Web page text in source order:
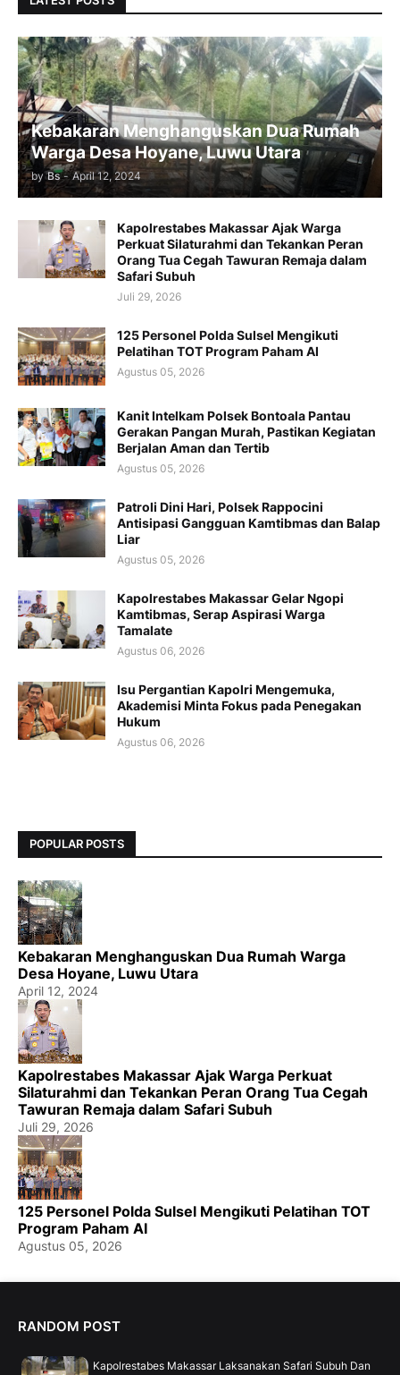
Kebakaran Menghanguskan Dua Rumah
Warga Desa Hoyane, Luwu Utara
by Bs - April 12, 2024
Kapolrestabes Makassar Ajak Warga
Perkuat Silaturahmi dan Tekankan Peran
Orang Tua Cegah Tawuran Remaja dalam
Safari Subuh
Juli 29, 2026
125 Personel Polda Sulsel Mengikuti
Pelatihan TOT Program Paham AI
Agustus 05, 2026
Kanit Intelkam Polsek Bontoala Pantau
Gerakan Pangan Murah, Pastikan Kegiatan
Berjalan Aman dan Tertib
Agustus 05, 2026
Patroli Dini Hari, Polsek Rappocini
Antisipasi Gangguan Kamtibmas dan Balap
Liar
Agustus 05, 2026
Kapolrestabes Makassar Gelar Ngopi
Kamtibmas, Serap Aspirasi Warga
Tamalate
Agustus 06, 2026
Isu Pergantian Kapolri Mengemuka,
Akademisi Minta Fokus pada Penegakan
Hukum
Agustus 06, 2026
POPULAR POSTS
Kebakaran Menghanguskan Dua Rumah Warga
Desa Hoyane, Luwu Utara
April 12, 2024
Kapolrestabes Makassar Ajak Warga Perkuat
Silaturahmi dan Tekankan Peran Orang Tua Cegah
Tawuran Remaja dalam Safari Subuh
Juli 29, 2026
125 Personel Polda Sulsel Mengikuti Pelatihan TOT
Program Paham AI
Agustus 05, 2026
RANDOM POST
Kapolrestabes Makassar Laksanakan Safari Subuh Dan